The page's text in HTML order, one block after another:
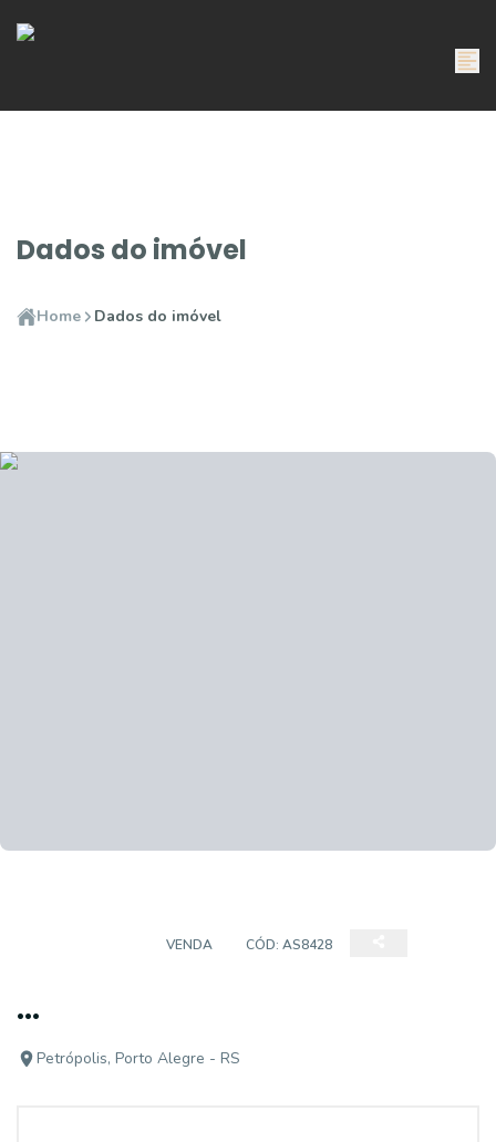
Dados do imóvel
Home Dados do imóvel
VENDA CÓD: AS8428
...
Petrópolis, Porto Alegre - RS